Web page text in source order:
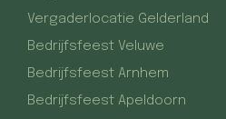
Vergaderlocatie Gelderland
Bedrijfsfeest Veluwe
Bedrijfsfeest Arnhem
Bedrijfsfeest Apeldoorn